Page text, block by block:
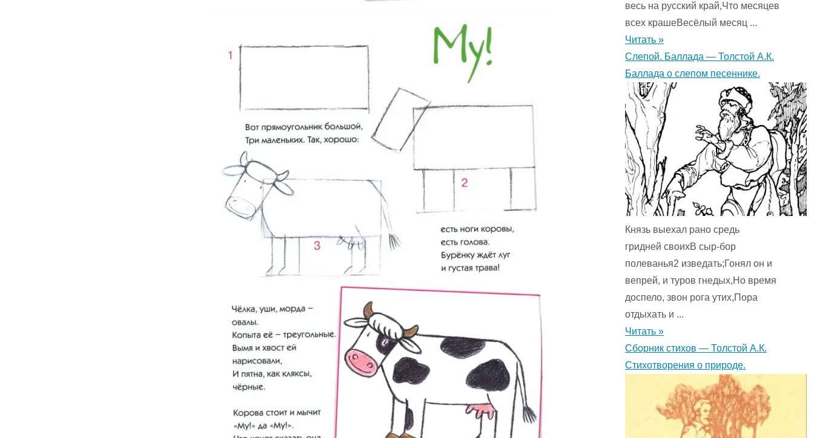
весь на русский край,Что месяцев
всех крашеВесёлый месяц ...
Читать »
Слепой. Баллада — Толстой А.К.
Баллада о слепом песеннике.
Князь выехал рано средь
гридней своихВ сыр-бор
полеванья2 изведать;Гонял он и
вепрей, и туров гнедых,Но время
доспело, звон рога утих,Пора
отдыхать и ...
Читать »
Сборник стихов — Толстой А.К.
Стихотворения о природе.